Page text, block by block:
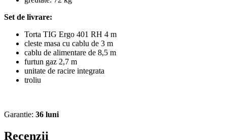
Set de livrare:
Torta TIG Ergo 401 RH 4 m
cleste masa cu cablu de 3 m
cablu de alimentare de 8,5 m
furtun gaz 2,7 m
unitate de racire integrata
troliu
Garantie: 36 luni
Recenzii